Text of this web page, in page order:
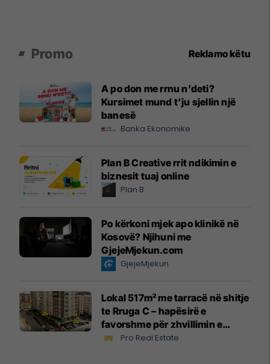
Promo Reklamo këtu
A po don me rrnu n’deti?
Kursimet mund t’ju sjellin një
banesë
Banka Ekonomike
Plan B Creative rrit ndikimin e
biznesit tuaj online
Plan B
Po kërkoni mjek apo klinikë në
Kosovë? Njihuni me
GjejeMjekun.com
GjejeMjekun
Lokal 517m² me tarracë në shitje
te Rruga C – hapësirë e
favorshme për zhvillimin e
biznesit #15796
Pro Real Estate